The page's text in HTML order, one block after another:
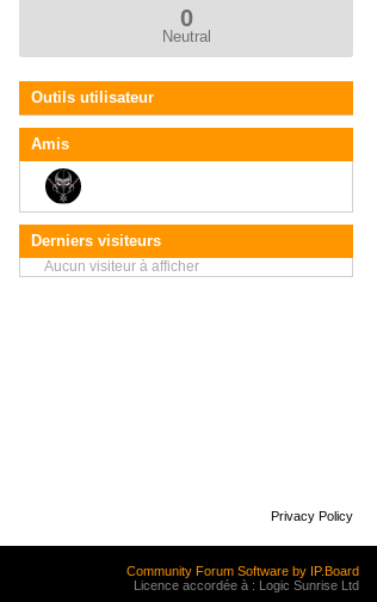
0
Neutral
Outils utilisateur
Amis
Derniers visiteurs
Aucun visiteur à afficher
Privacy Policy
Community Forum Software by IP.Board
Licence accordée à : Logic Sunrise Ltd